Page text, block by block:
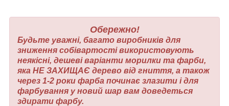
Обережно!
Будьте уважні, багато виробників для
зниження собівартості використовують
неякісні, дешеві варіанти морилки та фарби,
яка НЕ ЗАХИЩАЄ дерево від гниття, а також
через 1-2 роки фарба починає злазити і для
фарбування у новий шар вам доведеться
здирати фарбу.